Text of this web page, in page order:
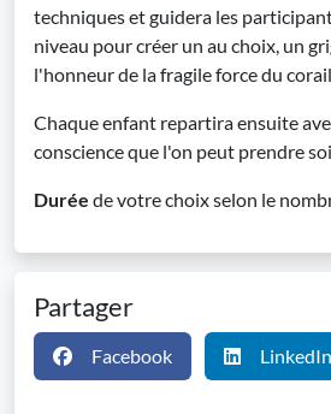
techniques et guidera les
niveau pour créer un au choix, un
l'honneur de la fragile force du
Chaque enfant repartira ensuite
conscience que l'on peut prendre
Durée de votre choix selon le
Partager
Facebook LinkedIn